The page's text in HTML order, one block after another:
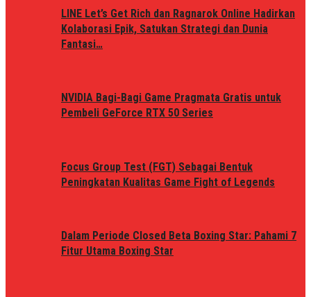
LINE Let’s Get Rich dan Ragnarok Online Hadirkan
Kolaborasi Epik, Satukan Strategi dan Dunia
Fantasi…
NVIDIA Bagi-Bagi Game Pragmata Gratis untuk
Pembeli GeForce RTX 50 Series
Focus Group Test (FGT) Sebagai Bentuk
Peningkatan Kualitas Game Fight of Legends
Dalam Periode Closed Beta Boxing Star: Pahami 7
Fitur Utama Boxing Star